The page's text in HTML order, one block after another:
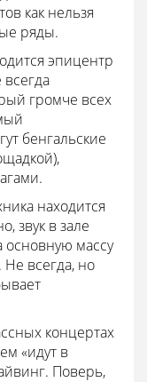
как нельзя
ряды.
эпицентр
громче всех
бенгальские
находится
звук в зале
основную массу
Не всегда, но
концертах
«идут в
Поверь,